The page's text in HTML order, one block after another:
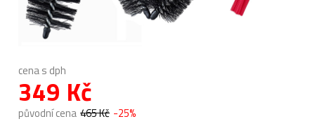
cena s dph
349 Kč
původní cena 465 Kč -25%